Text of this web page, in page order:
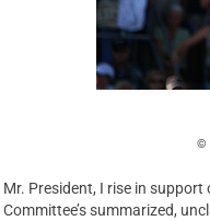
Mr. President, I rise in
Committee’s summarized,